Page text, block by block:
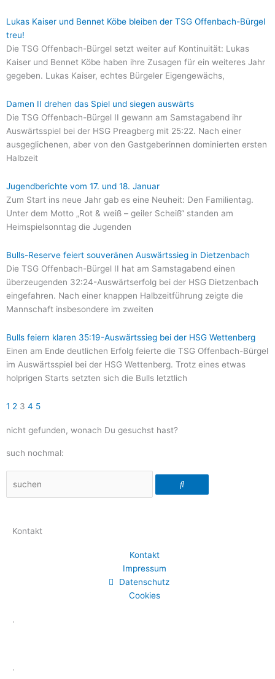
Lukas Kaiser und Bennet Köbe bleiben der TSG Offenbach-Bürgel
treu!
Die TSG Offenbach-Bürgel setzt weiter auf Kontinuität: Lukas
Kaiser und Bennet Köbe haben ihre Zusagen für ein weiteres Jahr
gegeben. Lukas Kaiser, echtes Bürgeler Eigengewächs,
Damen II drehen das Spiel und siegen auswärts
Die TSG Offenbach-Bürgel II gewann am Samstagabend ihr
Auswärtsspiel bei der HSG Preagberg mit 25:22. Nach einer
ausgeglichenen, aber von den Gastgeberinnen dominierten ersten
Halbzeit
Jugendberichte vom 17. und 18. Januar
Zum Start ins neue Jahr gab es eine Neuheit: Den Familientag.
Unter dem Motto „Rot & weiß – geiler Scheiß“ standen am
Heimspielsonntag die Jugenden
Bulls-Reserve feiert souveränen Auswärtssieg in Dietzenbach
Die TSG Offenbach-Bürgel II hat am Samstagabend einen
überzeugenden 32:24-Auswärtserfolg bei der HSG Dietzenbach
eingefahren. Nach einer knappen Halbzeitführung zeigte die
Mannschaft insbesondere im zweiten
Bulls feiern klaren 35:19-Auswärtssieg bei der HSG Wettenberg
Einen am Ende deutlichen Erfolg feierte die TSG Offenbach-Bürgel
im Auswärtsspiel bei der HSG Wettenberg. Trotz eines etwas
holprigen Starts setzten sich die Bulls letztlich
1 2 3 4 5
nicht gefunden, wonach Du gesuchst hast?
such nochmal:
Kontakt
Kontakt
Impressum
Datenschutz
Cookies
.
.